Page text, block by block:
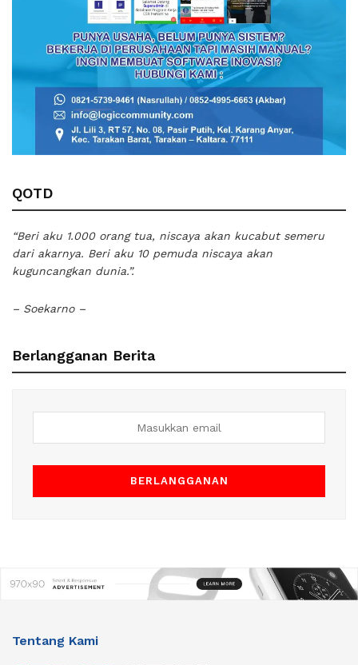
QOTD
“Beri aku 1.000 orang tua, niscaya akan kucabut semeru
dari akarnya. Beri aku 10 pemuda niscaya akan
kuguncangkan dunia.”.
– Soekarno –
Berlangganan Berita
Tentang Kami